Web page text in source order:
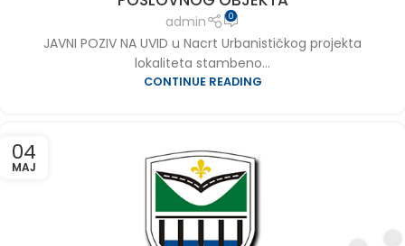
admin 0
JAVNI POZIV NA UVID u Nacrt Urbanističkog projekta
lokaliteta stambeno...
CONTINUE READING
04
MAJ